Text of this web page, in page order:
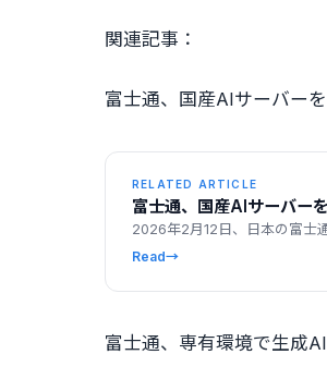
関連記事：
富士通、国産AIサーバー
RELATED ARTICLE
富士通、国産AIサーバー
2026年2月12日、日本の富士
Read→
富士通、専有環境で生成